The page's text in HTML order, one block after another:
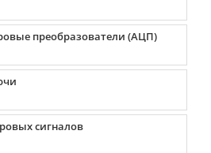
преобразователи (АЦП)
сигналов